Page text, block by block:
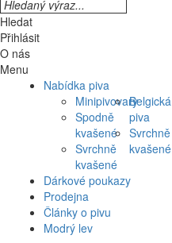
Hledat
Přihlásit
O nás
Menu
Nabídka piva
Minipivovary
Spodně
kvašené
Svrchně
kvašené
Belgická
piva
Svrchně
kvašené
Dárkové poukazy
Prodejna
Články o pivu
Modrý lev